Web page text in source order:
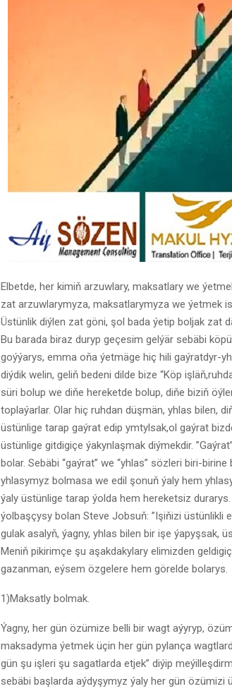
Elbetde, her kimiň arzuwlary, maksatlary we
zat arzuwlarymyza, maksatlarymyza we ýetmek
Üstünlik diýlen zat göni, şol bada ýetip boljak zat
Bu barada biraz duryp geçesim gelýär sebäbi
goýýarys, emma oňa ýetmäge hiç hili gaýratdyr-
diýdik welin, geliň bedeni dilde bize “Köp
süri bolup we diňe hereketde bolup, diňe biziň
toplaýarlar. Olar hiç ruhdan düşmän, yhlas bilen,
üstünlige tarap gaýrat edip ymtylsak,ol gaýrat
üstünlige gitdigiçe ýakynlaşmak diýmekdir.
bolar. Sebäbi “gaýrat” we “yhlas” sözleri biri-
yhlasymyz bolmasa we edil şonuň ýaly hem
ýaly üstünlige tarap ýolda hem hereketsiz
ýolbaşçysy bolan Steve Jobsuň: ”Işiňizi üstünlikli
gulak asalyň, ýagny, yhlas bilen bir işe ýapyşsak,
Meniň pikirimçe şu aşakdakylary elimizden
gazanman, eýsem özgelere hem görelde bolarys.
1)Maksatly bolmak.
Ýagny, her gün özümize belli bir wagt aýyryp,
maksadyma ýetmek üçin her gün pylança
gün şu işleri şu sagatlarda etjek” diýip
sebäbi başlarda aýdyşymyz ýaly her gün